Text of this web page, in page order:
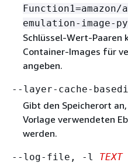
emulation-image-
Schlüssel-Wert-Paaren
Container-Images für
angeben.
--layer-cache-
Gibt den Speicherort
Vorlage verwendeten
werden.
--log-file, -l TEXT